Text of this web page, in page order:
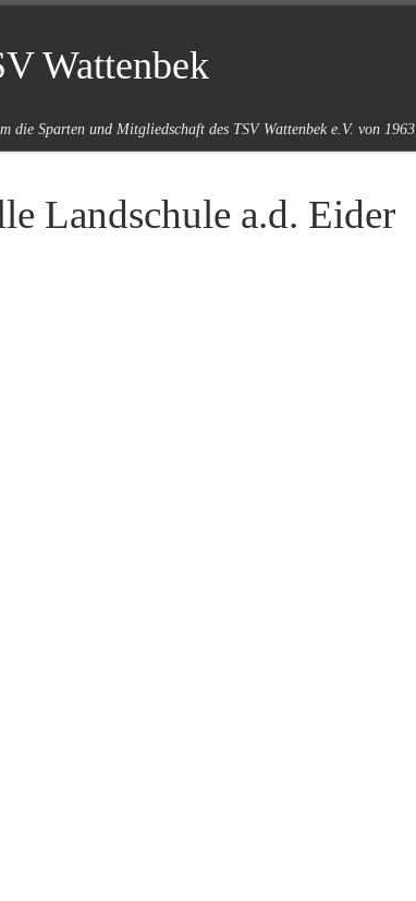
Wattenbek
die Sparten und Mitgliedschaft des TSV Wattenbek e.V. von 1963
Landschule a.d. Eider